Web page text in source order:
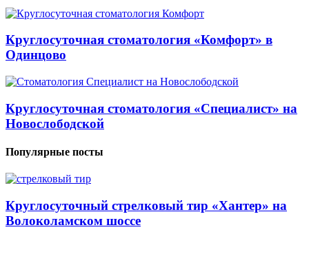
Круглосуточная стоматология «Комфорт» в
Одинцово
Круглосуточная стоматология «Специалист» на
Новослободской
Популярные посты
Круглосуточный стрелковый тир «Хантер» на
Волоколамском шоссе